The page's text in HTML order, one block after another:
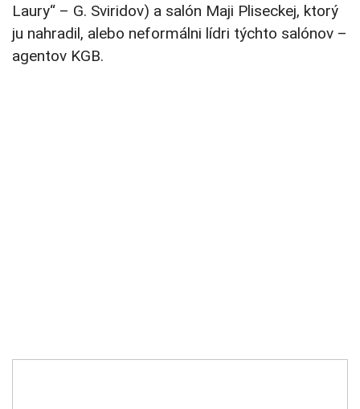
Laury“ – G. Sviridov) a salón Maji Pliseckej, ktorý
ju nahradil, alebo neformálni lídri týchto salónov –
agentov KGB.